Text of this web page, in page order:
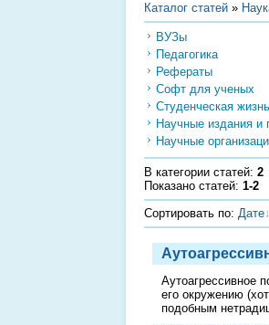
Каталог статей »
ВУЗы
Педагогика
Рефераты
Софт для ученых
Студенческая жизнь
Научные издания и
Научные
В категории статей: 2
Показано статей: 1-2
Сортировать по: Дате
Аутоагрессивное
его окружению
подобным